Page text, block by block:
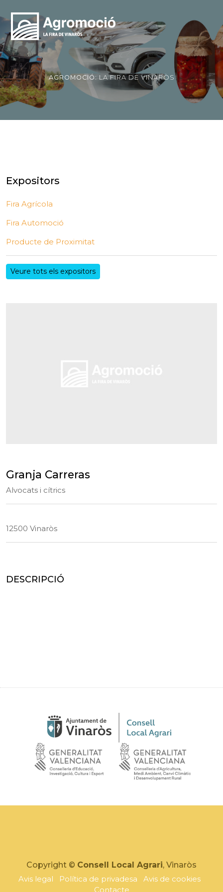
AGROMOCIÓ: LA FIRA DE VINARÒS
Expositors
Fira Agrícola
Fira Automoció
Producte de Proximitat
Veure tots els expositors
Granja Carreras
Alvocats i cítrics
12500 Vinaròs
DESCRIPCIÓ
Copyright © Consell Local Agrari, Vinaròs
Avis legal
Política de privadesa
Avis de cookies
Contacte